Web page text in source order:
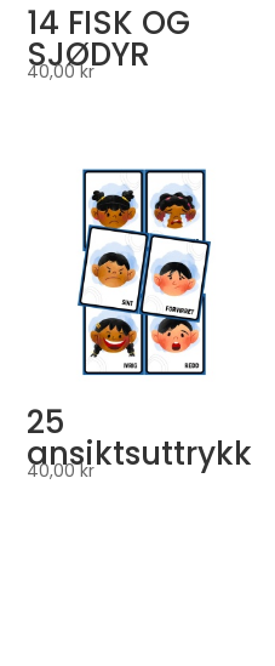
14 FISK OG
SJØDYR
40,00kr
25
ansiktsuttrykk
40,00kr